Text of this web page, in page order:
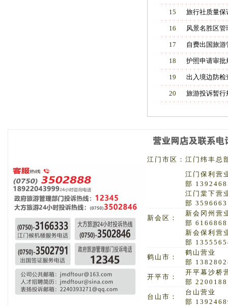
15 旅行社质量保
16 风景名胜区
17 自费出国旅游
18 护照申请审批
19 出入境边防检
20 旅游投诉暂行
江门市区： 江门纬丰总
江门保利营
部
江门棠下营
部 3596663
新会区：
新会冈州营
部 6166868
新会保利营
部
鹤山市：
鹤山营业
部
开平市：
开平幕沙桥
部 2200188
台山市：
台山营业
部